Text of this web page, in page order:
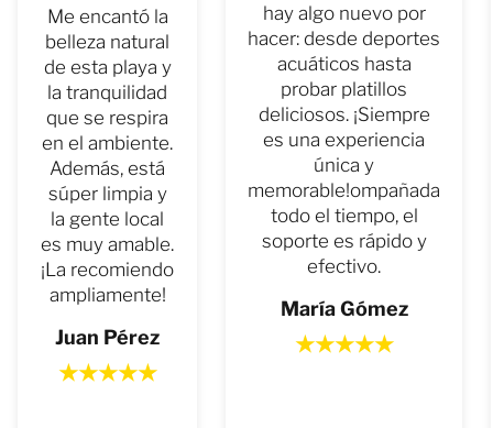
Me encantó la
belleza natural
de esta playa y
la tranquilidad
que se respira
en el ambiente.
Además, está
súper limpia y
la gente local
es muy amable.
¡La recomiendo
ampliamente!
Juan Pérez
★★★★★
hay algo nuevo por
hacer: desde deportes
acuáticos hasta
probar platillos
deliciosos. ¡Siempre
es una experiencia
única y
memorable!ompañada
todo el tiempo, el
soporte es rápido y
efectivo.
María Gómez
★★★★★